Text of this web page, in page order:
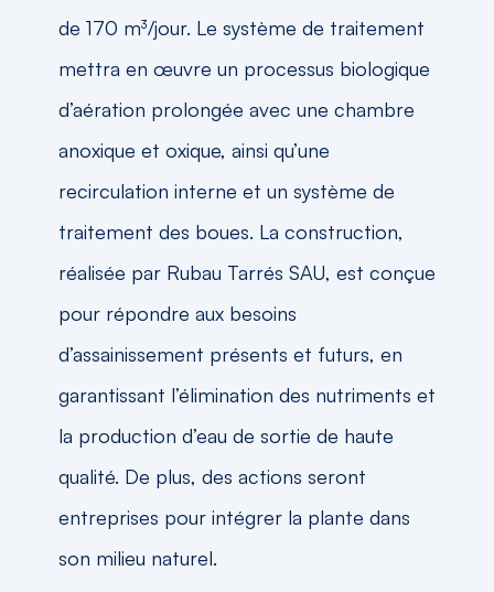
de 170 m³/jour. Le système de traitement
mettra en œuvre un processus biologique
d’aération prolongée avec une chambre
anoxique et oxique, ainsi qu’une
recirculation interne et un système de
traitement des boues. La construction,
réalisée par Rubau Tarrés SAU, est conçue
pour répondre aux besoins
d’assainissement présents et futurs, en
garantissant l’élimination des nutriments et
la production d’eau de sortie de haute
qualité. De plus, des actions seront
entreprises pour intégrer la plante dans
son milieu naturel.